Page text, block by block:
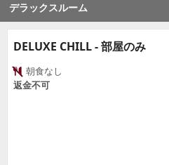
デラックスルーム
DELUXE CHILL - 部屋のみ
朝食なし
返金不可